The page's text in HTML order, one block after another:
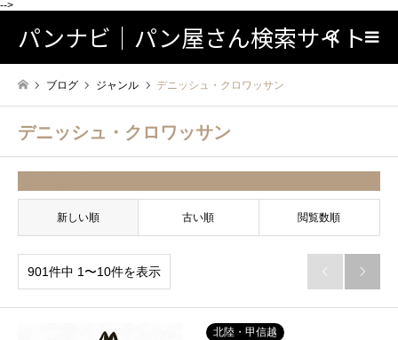
-->
パンナビ｜パン屋さん検索サイト検索
ブログ ジャンル デニッシュ・クロワッサン
デニッシュ・クロワッサン
新しい順 古い順 閲覧数順
901件中 1〜10件を表示  
北陸・甲信越